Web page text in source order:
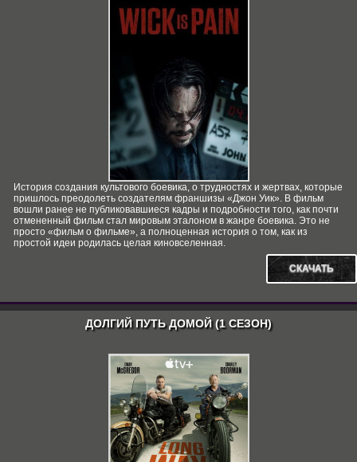
История создания культового боевика, о трудностях и жертвах, которые
пришлось преодолеть создателям франшизы «Джон Уик». В фильм
вошли ранее не публиковавшиеся кадры и подробности того, как почти
отмененный фильм стал мировым эталоном в жанре боевика. Это не
просто «фильм о фильме», а полноценная история о том, как из
простой идеи родилась целая киновселенная.
СКАЧАТЬ
ДОЛГИЙ ПУТЬ ДОМОЙ (1 СЕЗОН)